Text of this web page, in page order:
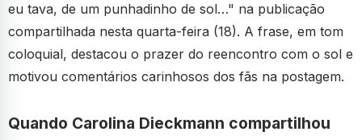
eu tava, de um punhadinho de sol…" na publicação
compartilhada nesta quarta-feira (18). A frase, em tom
coloquial, destacou o prazer do reencontro com o sol e
motivou comentários carinhosos dos fãs na postagem.
Quando Carolina Dieckmann compartilhou